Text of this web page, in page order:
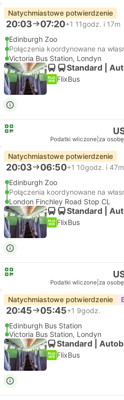
Natychmiastowe potwierdzenie
20:03 07:20+1 11godz. i 17m
Edinburgh Zoo
Połączenia koordynowane na
Victoria Bus Station, Londyn
Standard |
FlixBus
Podatki wliczone za
Natychmiastowe potwierdzenie
20:03 06:50+1 10godz. i 47m
Edinburgh Zoo
Połączenia koordynowane na
London Finchley Road Stop CL
Standard |
FlixBus
Podatki wliczone za
Natychmiastowe potwierdzenie
20:45 05:45+1 9godz.
Edinburgh Bus Station
Victoria Bus Station, Londyn
Standard |
FlixBus